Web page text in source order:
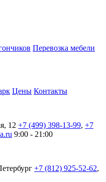
Перевозка мебели
Цены Контакты
12 +7 (499) 398-13-99, +7
9:00 - 21:00
+7 (812) 925-52-62,